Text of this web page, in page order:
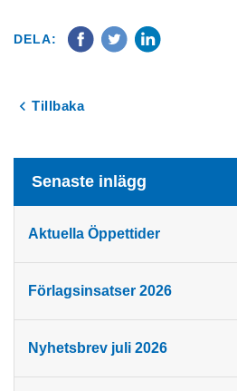
DELA:
Tillbaka
Senaste inlägg
Aktuella Öppettider
Förlagsinsatser 2026
Nyhetsbrev juli 2026